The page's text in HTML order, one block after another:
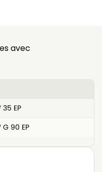
avec
35 EP
G 90 EP